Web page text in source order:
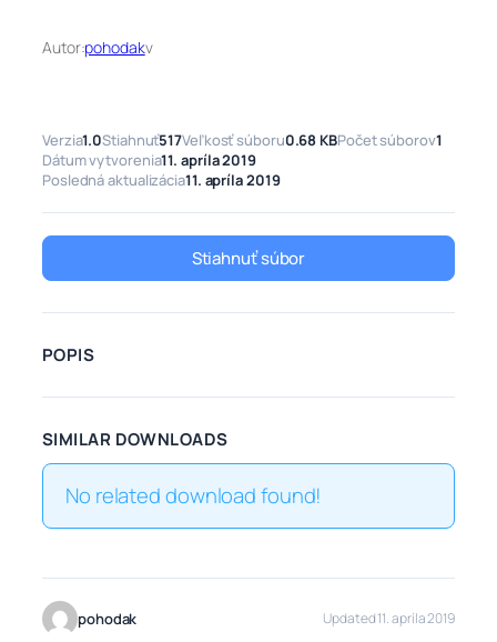
Autor:pohodakv
Verzia1.0Stiahnuť517Veľkosť súboru0.68 KBPočet súborov1
Dátum vytvorenia11. apríla 2019
Posledná aktualizácia11. apríla 2019
Stiahnuť súbor
POPIS
SIMILAR DOWNLOADS
No related download found!
pohodak Updated 11. apríla 2019